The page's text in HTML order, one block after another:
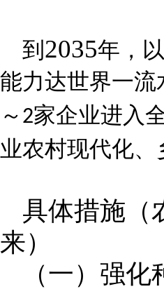
到 2035年，
能力达世界一流
～ 2家企业进入
业农村现代化
具体措施（
来）
（一）强